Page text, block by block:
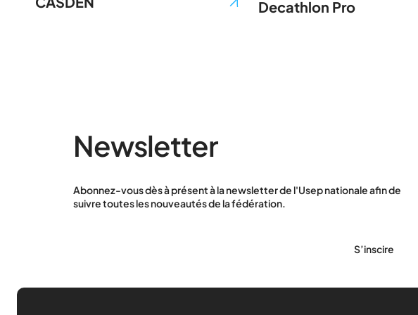
Decathlon Pro
Newsletter
Abonnez-vous dès à présent à la newsletter de l'Usep nationale afin de
suivre toutes les nouveautés de la fédération.
S’inscire